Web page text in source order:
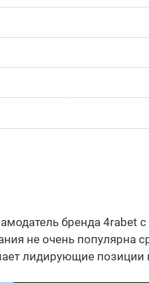
бренда 4rabet
не очень популярна
лидирующие позиции